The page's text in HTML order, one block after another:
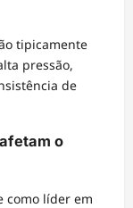
tipicamente
pressão,
de
o
como líder em